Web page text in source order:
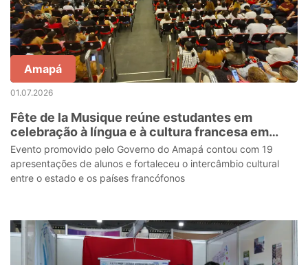
Amapá
01.07.2026
Fête de la Musique reúne estudantes em
celebração à língua e à cultura francesa em
Macapá
Evento promovido pelo Governo do Amapá contou com 19
apresentações de alunos e fortaleceu o intercâmbio cultural
entre o estado e os países francófonos